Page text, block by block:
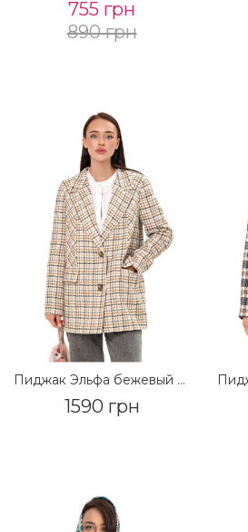
755 грн
890 грн
Пиджак Эльфа бежевый клетка нитка
1590 грн